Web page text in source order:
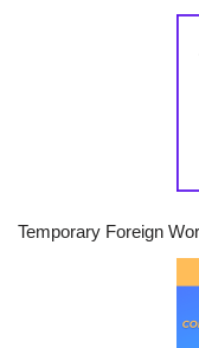
Temporary Foreign